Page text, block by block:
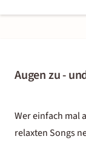
Augen zu -
Wer einfach mal
relaxten Songs